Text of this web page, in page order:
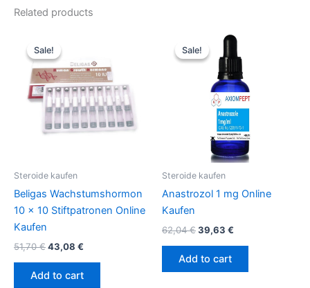
Related products
Sale!
Sale!
Steroide kaufen
Beligas Wachstumshormon
10 x 10 Stiftpatronen Online
Kaufen
51,70€
price
was:
51,70 €.
43,08 €
43,08 €.
Add to cart
Sale!
Sale!
Steroide kaufen
Anastrozol 1 mg Online
Kaufen
62,04€
Original
price
was:
62,04 €.
39,63 €
Current
is:
39,63 €.
Add to cart